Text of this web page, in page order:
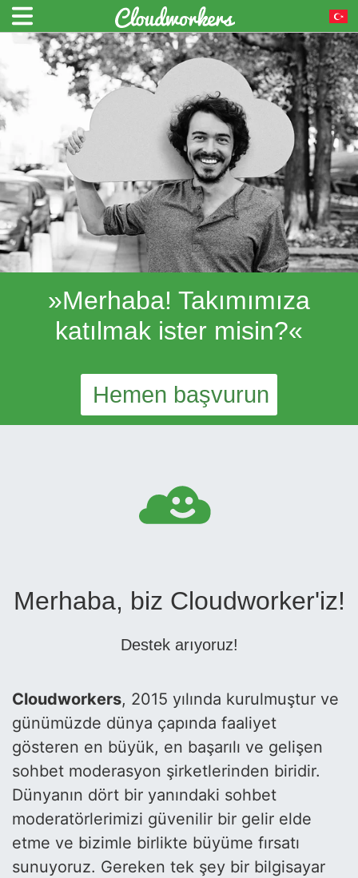
»Merhaba! Takımımıza
katılmak ister misin?«
Hemen başvurun
Merhaba, biz Cloudworker'iz!
Destek arıyoruz!
Cloudworkers, 2015 yılında kurulmuştur ve
günümüzde dünya çapında faaliyet
gösteren en büyük, en başarılı ve gelişen
sohbet moderasyon şirketlerinden biridir.
Dünyanın dört bir yanındaki sohbet
moderatörlerimizi güvenilir bir gelir elde
etme ve bizimle birlikte büyüme fırsatı
sunuyoruz. Gereken tek şey bir bilgisayar